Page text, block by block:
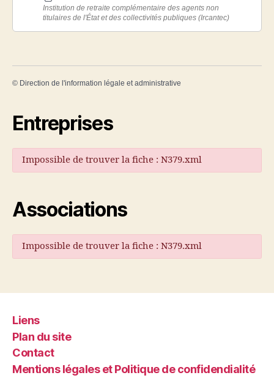
Institution de retraite complémentaire des agents non
titulaires de l'État et des collectivités publiques (Ircantec)
© Direction de l'information légale et administrative
Entreprises
Impossible de trouver la fiche : N379.xml
Associations
Impossible de trouver la fiche : N379.xml
Liens
Plan du site
Contact
Mentions légales et Politique de confidendialité